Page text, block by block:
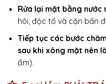
Rửa lại mặt bằng nước
hôi, độc tố và cặn bẩn
Tiếp tục các bước
sau khi xông mặt nên
ẩm).